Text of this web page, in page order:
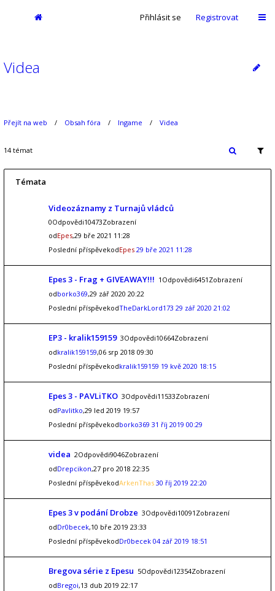
Přihlásit se Registrovat
Videa
Přejít na web Obsah fóra Ingame Videa
14 témat
Témata
Videozáznamy z Turnajů vládců
0Odpovědi10473Zobrazení
odEpes,29 bře 2021 11:28
Poslední příspěvekodEpes 29 bře 2021 11:28
Epes 3 - Frag + GIVEAWAY!!! 1Odpovědi6451Zobrazení
odborko369,29 zář 2020 20:22
Poslední příspěvekodTheDarkLord173 29 zář 2020 21:02
EP3 - kralik159159 3Odpovědi10664Zobrazení
odkralik159159,06 srp 2018 09:30
Poslední příspěvekodkralik159159 19 kvě 2020 18:15
Epes 3 - PAVLiTKO 3Odpovědi11533Zobrazení
odPavlitko,29 led 2019 19:57
Poslední příspěvekodborko369 31 říj 2019 00:29
videa 2Odpovědi9046Zobrazení
odDrepcikon,27 pro 2018 22:35
Poslední příspěvekodArkenThas 30 říj 2019 22:20
Epes 3 v podání Drobze 3Odpovědi10091Zobrazení
odDr0becek,10 bře 2019 23:33
Poslední příspěvekodDr0becek 04 zář 2019 18:51
Bregova série z Epesu 5Odpovědi12354Zobrazení
odBregoi,13 dub 2019 22:17